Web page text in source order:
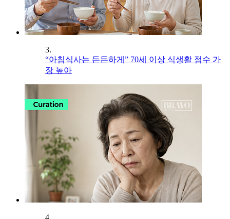
3.
“아침식사는 든든하게” 70세 이상 식생활 점수 가
장 높아